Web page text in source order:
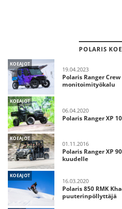
POLARIS
KOEAJOT
19.04.2023
Polaris Ranger
monitoimityökalu
KOEAJOT
06.04.2020
Polaris Ranger XP
KOEAJOT
01.11.2016
Polaris Ranger XP
kuudelle
KOEAJOT
16.03.2020
Polaris 850 RMK
puuterinpöllyttäjä